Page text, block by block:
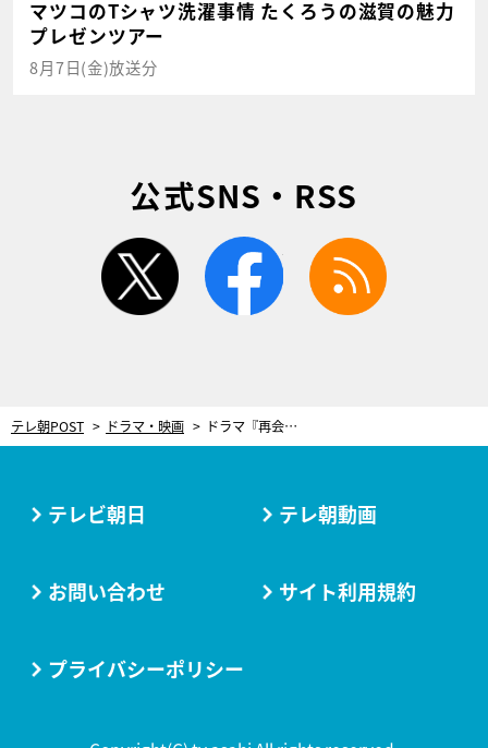
マツコのTシャツ洗濯事情 たくろうの滋賀の魅力
プレゼンツアー
8月7日(金)放送分
公式SNS・RSS
twitter facebook
テレ朝POST ドラマ・映画 ドラマ『再会』主要メンバーの衝撃告白から1週間…曲者刑事が同級生4人と“あの森”へ！
テレビ朝日 テレ朝動画
お問い合わせ サイト利用規約
プライバシーポリシー